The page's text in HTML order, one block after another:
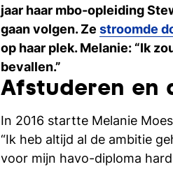
jaar haar mbo-opleiding
gaan volgen. Ze stroomde
op haar plek. Melanie: “Ik
bevallen.”
Afstuderen en
In 2016 startte Melanie
“Ik heb altijd al de ambitie
voor mijn havo-diploma